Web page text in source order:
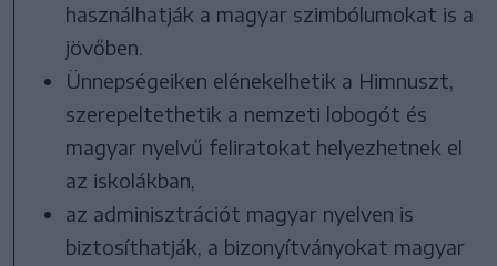
használhatják a magyar szimbólumokat is a
jövőben.
Ünnepségeiken elénekelhetik a Himnuszt,
szerepeltethetik a nemzeti lobogót és
magyar nyelvű feliratokat helyezhetnek el
az iskolákban,
az adminisztrációt magyar nyelven is
biztosíthatják, a bizonyítványokat magyar